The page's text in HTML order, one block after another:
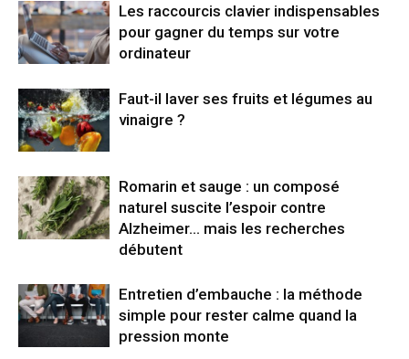
Les raccourcis clavier indispensables
pour gagner du temps sur votre
ordinateur
Faut-il laver ses fruits et légumes au
vinaigre ?
Romarin et sauge : un composé
naturel suscite l’espoir contre
Alzheimer… mais les recherches
débutent
Entretien d’embauche : la méthode
simple pour rester calme quand la
pression monte